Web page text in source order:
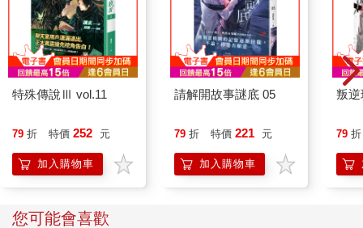
特殊傳說Ⅲ vol.11
79 折 特價 252 元
加入購物車
請解開故事謎底 05
79 折 特價 221 元
加入購物車
叛逆
79 折
其他人也看